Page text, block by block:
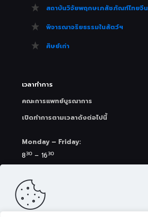
สถาบันวิจัยพฤกษเภสัชภัณฑ์ไทยจีน
พิจารณาจริยธรรมในสัตว์ฯ
ศิษย์เก่า
เวลาทำการ
คณะการแพทย์บูรณาการ
เปิดทำการตามเวลาดังต่อไปนี้
Monday – Friday:
830 – 1630
8 30– 17